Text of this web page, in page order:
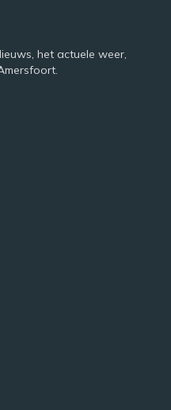
het actuele weer,